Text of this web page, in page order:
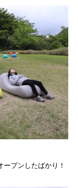
プンしたばかり！